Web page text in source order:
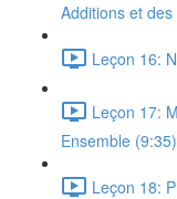
Additions et
Leçon 16:
Leçon 17:
Ensemble (9:35)
Leçon 18: